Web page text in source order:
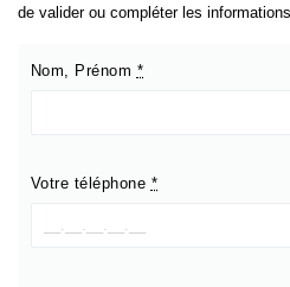
de valider ou compléter les
Nom, Prénom *
Votre téléphone *